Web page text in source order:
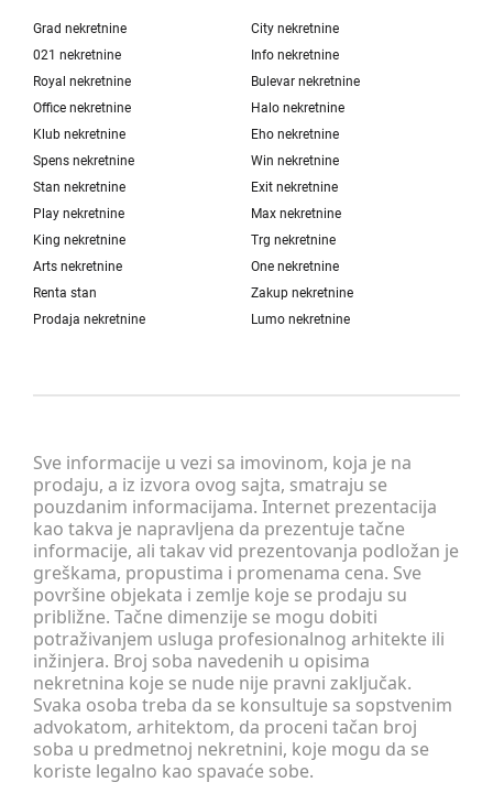
Sve informacije u vezi sa imovinom, koja je na
prodaju, a iz izvora ovog sajta, smatraju se
pouzdanim informacijama. Internet prezentacija
kao takva je napravljena da prezentuje tačne
informacije, ali takav vid prezentovanja podložan je
greškama, propustima i promenama cena. Sve
površine objekata i zemlje koje se prodaju su
približne. Tačne dimenzije se mogu dobiti
potraživanjem usluga profesionalnog arhitekte ili
inžinjera. Broj soba navedenih u opisima
nekretnina koje se nude nije pravni zaključak.
Svaka osoba treba da se konsultuje sa sopstvenim
advokatom, arhitektom, da proceni tačan broj
soba u predmetnoj nekretnini, koje mogu da se
koriste legalno kao spavaće sobe.
Grad nekretnine
City nekretnine
021 nekretnine
Info nekretnine
Royal nekretnine
Bulevar nekretnine
Office nekretnine
Halo nekretnine
Klub nekretnine
Eho nekretnine
Spens nekretnine
Win nekretnine
Stan nekretnine
Exit nekretnine
Play nekretnine
Max nekretnine
King nekretnine
Trg nekretnine
Arts nekretnine
One nekretnine
Renta stan
Zakup nekretnine
Prodaja nekretnine
Lumo nekretnine